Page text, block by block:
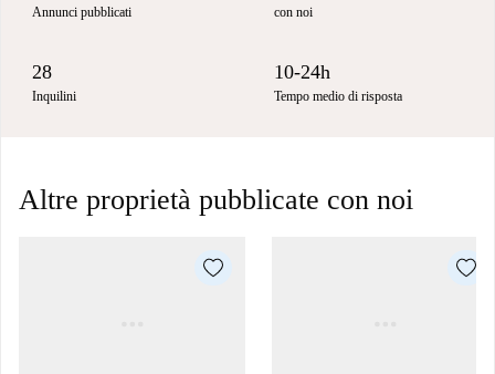
Annunci pubblicati con noi
28
Inquilini
10-24h
Tempo medio di risposta
Altre proprietà pubblicate con noi